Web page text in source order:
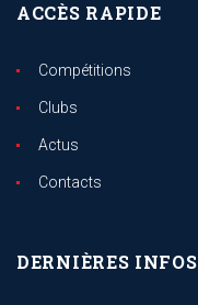
ACCÈS RAPIDE
Compétitions
Clubs
Actus
Contacts
DERNIÈRES INFOS